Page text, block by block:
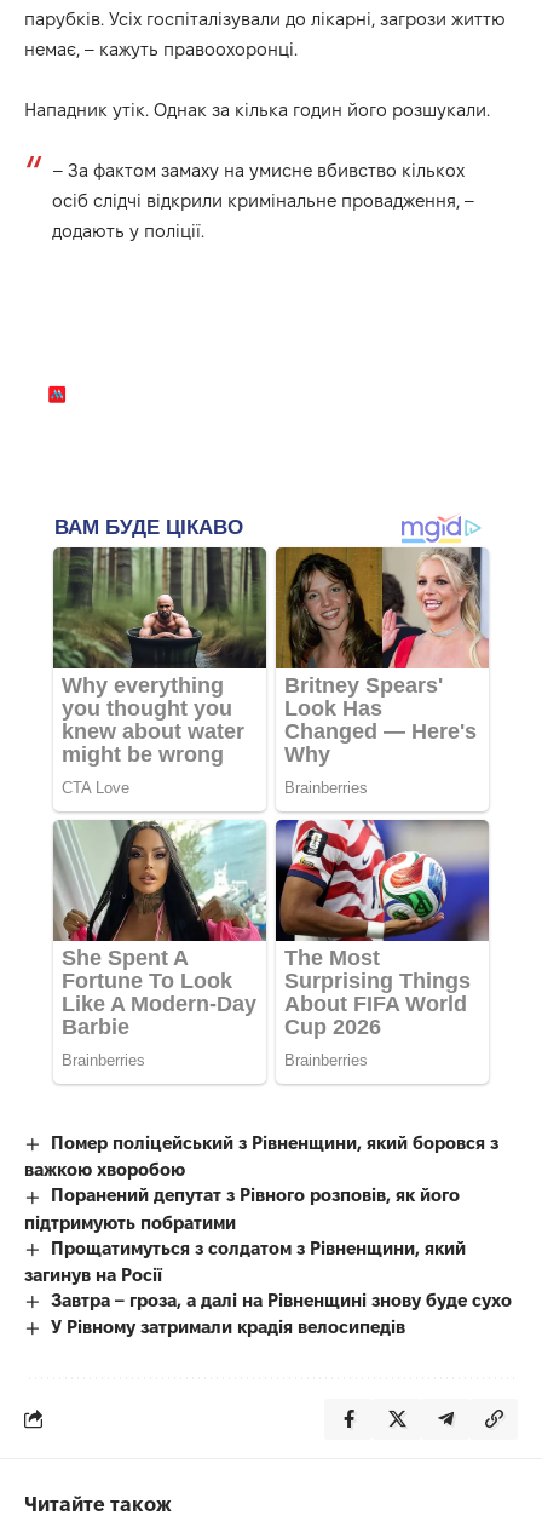
парубків. Усіх госпіталізували до лікарні, загрози життю
немає, – кажуть правоохоронці.
Нападник утік. Однак за кілька годин його розшукали.
– За фактом замаху на умисне вбивство кількох
осіб слідчі відкрили кримінальне провадження, –
додають у поліції.
Помер поліцейський з Рівненщини, який боровся з
важкою хворобою
Поранений депутат з Рівного розповів, як його
підтримують побратими
Прощатимуться з солдатом з Рівненщини, який
загинув на Росії
Завтра – гроза, а далі на Рівненщині знову буде сухо
У Рівному затримали крадія велосипедів
Читайте також